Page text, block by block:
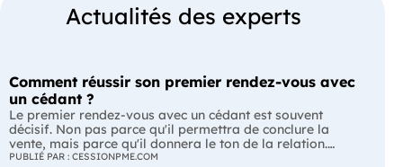
Actualités des experts
Comment réussir son premier rendez-vous avec
un cédant ?
Le premier rendez-vous avec un cédant est souvent
décisif. Non pas parce qu'il permettra de conclure la
vente, mais parce qu'il donnera le ton de la relation.
Avant de parler prix ou financement, il s'agit avant tout
PUBLIÉ PAR : CESSIONPME.COM